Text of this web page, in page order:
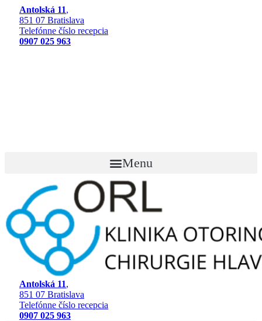
Preskočiť
obsah
Antolská 11,
851 07 Bratislava
Telefónne číslo recepcia
0907 025 963
Menu
Antolská 11,
851 07 Bratislava
Telefónne číslo recepcia
0907 025 963